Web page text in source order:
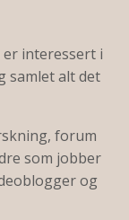
interessert i
samlet alt det
forum
som jobber
og